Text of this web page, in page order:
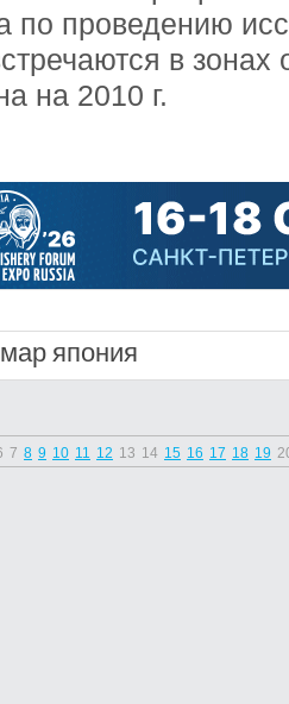
по проведению
в зонах
на 2010 г.
япония
7 8 9 10 11 12 13 14 15 16 17 18 19